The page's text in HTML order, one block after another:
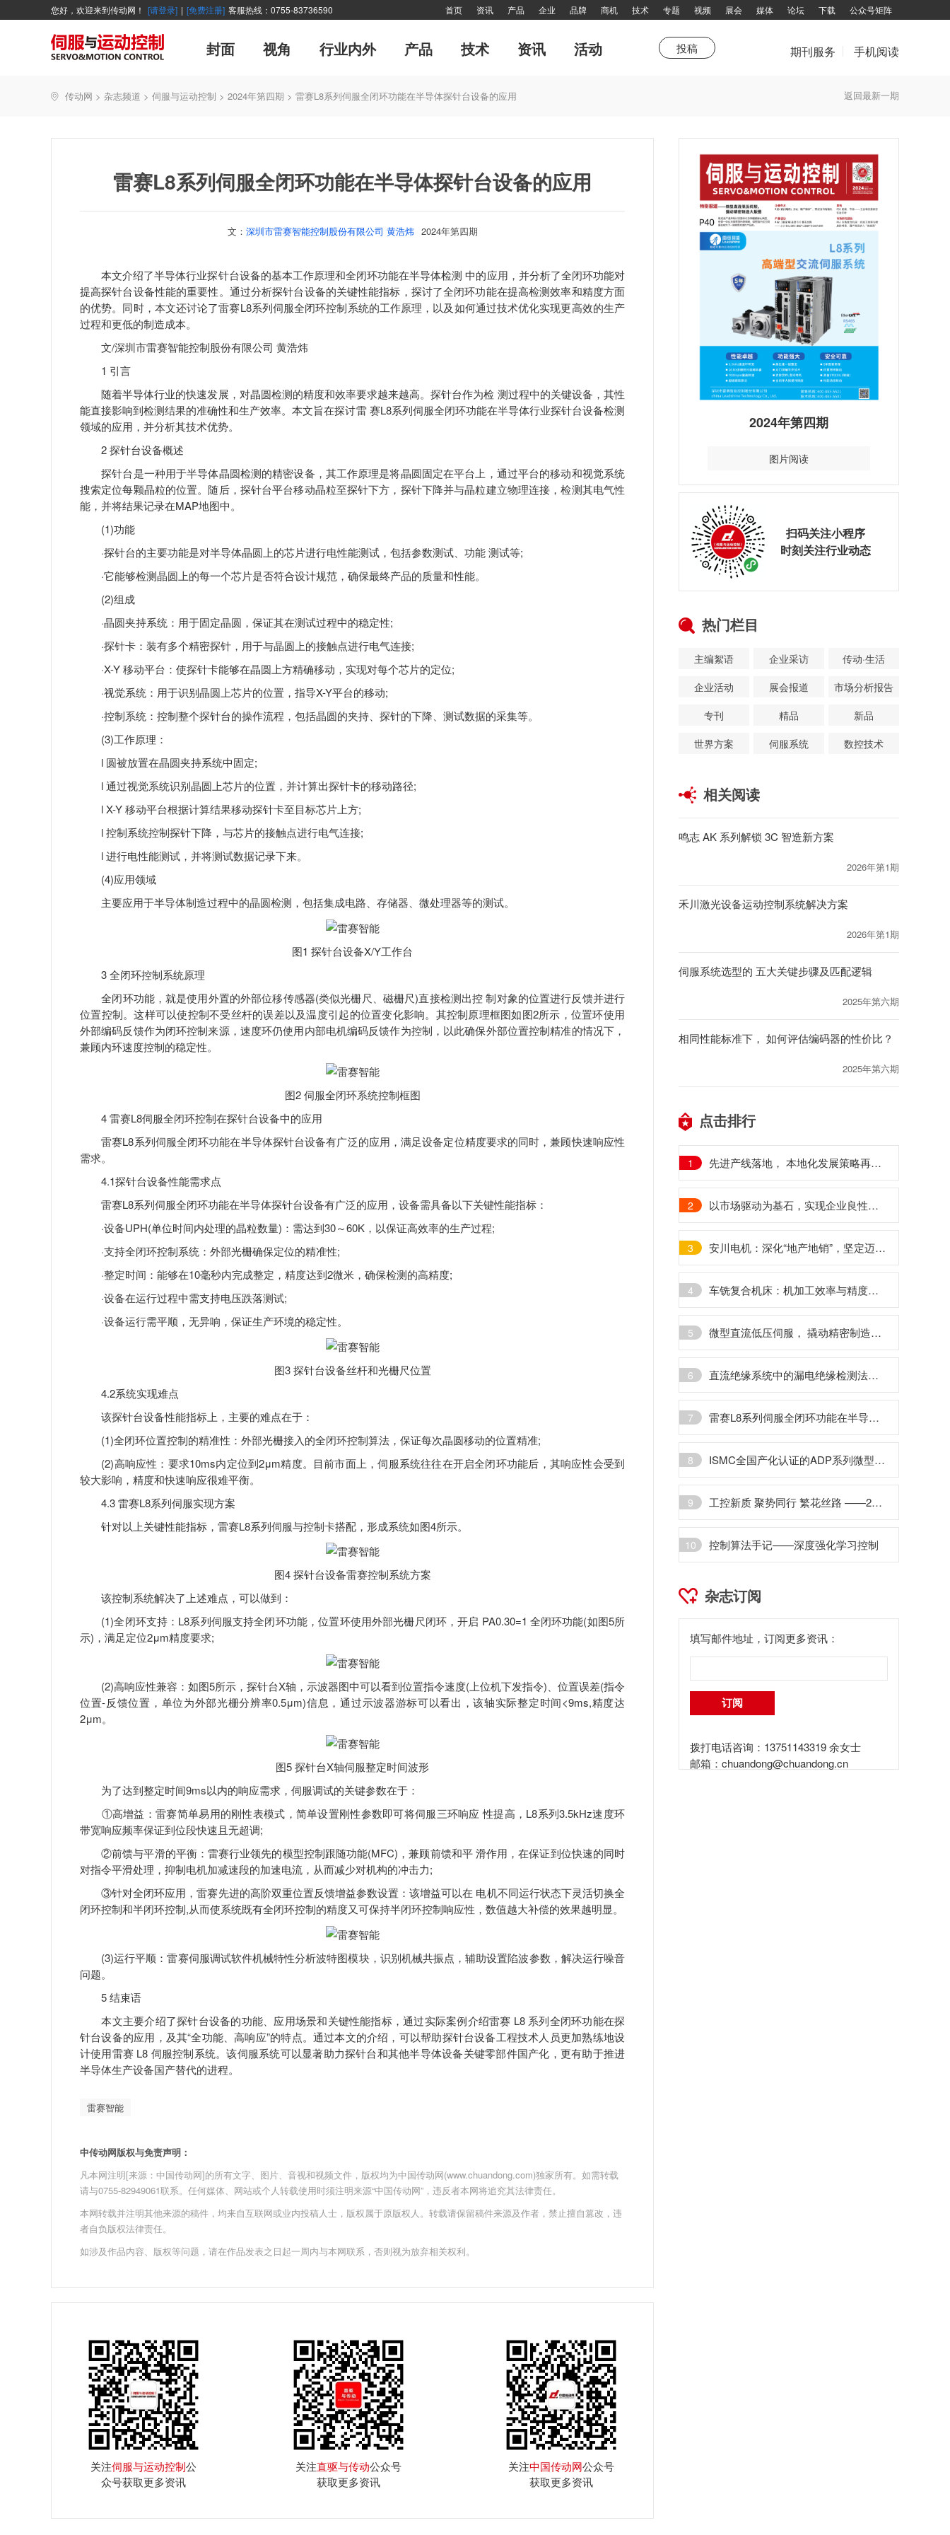
您好，欢迎来到传动网！ [请登录] | [免费注册] 客服热线：0755-83736590 首页 资讯 产品 企业 品牌 商机 技术 专题 视频 展会 媒体 论坛 下载 公众号矩阵
封面 视角
产业活动
行业内外
企业管理
产品 技术
智能制造
技术与应用
资讯 活动 投稿 期刊服务
拨打电话咨询：13751143319 余女士
邮箱：chuandong@chuandong.cn
手机阅读
传动网 > 杂志频道 > 伺服与运动控制 > 2024年第四期 > 雷赛L8系列伺服全闭环功能在半导体探针台设备的应用 返回最新一期
雷赛L8系列伺服全闭环功能在半导体探针台设备的应用
文： 深圳市雷赛智能控制股份有限公司 黄浩炜 2024年第四期
本文介绍了半导体行业探针台设备的基本工作原理和全闭环功能在半导体检测 中的应用，并分析了全闭环功能对
提高探针台设备性能的重要性。通过分析探针台设备的关键性能指标，探讨了全闭环功能在提高检测效率和精度方面
的优势。同时，本文还讨论了雷赛L8系列伺服全闭环控制系统的工作原理，以及如何通过技术优化实现更高效的生产
过程和更低的制造成本。
文/深圳市雷赛智能控制股份有限公司 黄浩炜
1 引言
随着半导体行业的快速发展，对晶圆检测的精度和效率要求越来越高。探针台作为检 测过程中的关键设备，其性
能直接影响到检测结果的准确性和生产效率。本文旨在探讨雷 赛L8系列伺服全闭环功能在半导体行业探针台设备检测
领域的应用，并分析其技术优势。
2 探针台设备概述
探针台是一种用于半导体晶圆检测的精密设备，其工作原理是将晶圆固定在平台上，通过平台的移动和视觉系统
搜索定位每颗晶粒的位置。随后，探针台平台移动晶粒至探针下方，探针下降并与晶粒建立物理连接，检测其电气性
能，并将结果记录在MAP地图中。
(1)功能
·探针台的主要功能是对半导体晶圆上的芯片进行电性能测试，包括参数测试、功能 测试等;
·它能够检测晶圆上的每一个芯片是否符合设计规范，确保最终产品的质量和性能。
(2)组成
·晶圆夹持系统：用于固定晶圆，保证其在测试过程中的稳定性;
·探针卡：装有多个精密探针，用于与晶圆上的接触点进行电气连接;
·X-Y 移动平台：使探针卡能够在晶圆上方精确移动，实现对每个芯片的定位;
·视觉系统：用于识别晶圆上芯片的位置，指导X-Y平台的移动;
·控制系统：控制整个探针台的操作流程，包括晶圆的夹持、探针的下降、测试数据的采集等。
(3)工作原理：
l 圆被放置在晶圆夹持系统中固定;
l 通过视觉系统识别晶圆上芯片的位置，并计算出探针卡的移动路径;
l X-Y 移动平台根据计算结果移动探针卡至目标芯片上方;
l 控制系统控制探针下降，与芯片的接触点进行电气连接;
l 进行电性能测试，并将测试数据记录下来。
(4)应用领域
主要应用于半导体制造过程中的晶圆检测，包括集成电路、存储器、微处理器等的测试。
图1 探针台设备X/Y工作台
3 全闭环控制系统原理
全闭环功能，就是使用外置的外部位移传感器(类似光栅尺、磁栅尺)直接检测出控 制对象的位置进行反馈并进行
位置控制。这样可以使控制不受丝杆的误差以及温度引起的位置变化影响。其控制原理框图如图2所示，位置环使用
外部编码反馈作为闭环控制来源，速度环仍使用内部电机编码反馈作为控制，以此确保外部位置控制精准的情况下，
兼顾内环速度控制的稳定性。
图2 伺服全闭环系统控制框图
4 雷赛L8伺服全闭环控制在探针台设备中的应用
雷赛L8系列伺服全闭环功能在半导体探针台设备有广泛的应用，满足设备定位精度要求的同时，兼顾快速响应性
需求。
4.1探针台设备性能需求点
雷赛L8系列伺服全闭环功能在半导体探针台设备有广泛的应用，设备需具备以下关键性能指标：
·设备UPH(单位时间内处理的晶粒数量)：需达到30～60K，以保证高效率的生产过程;
·支持全闭环控制系统：外部光栅确保定位的精准性;
·整定时间：能够在10毫秒内完成整定，精度达到2微米，确保检测的高精度;
·设备在运行过程中需支持电压跌落测试;
·设备运行需平顺，无异响，保证生产环境的稳定性。
图3 探针台设备丝杆和光栅尺位置
4.2系统实现难点
该探针台设备性能指标上，主要的难点在于：
(1)全闭环位置控制的精准性：外部光栅接入的全闭环控制算法，保证每次晶圆移动的位置精准;
(2)高响应性：要求10ms内定位到2μm精度。目前市面上，伺服系统往往在开启全闭环功能后，其响应性会受到
较大影响，精度和快速响应很难平衡。
4.3 雷赛L8系列伺服实现方案
针对以上关键性能指标，雷赛L8系列伺服与控制卡搭配，形成系统如图4所示。
图4 探针台设备雷赛控制系统方案
该控制系统解决了上述难点，可以做到：
(1)全闭环支持：L8系列伺服支持全闭环功能，位置环使用外部光栅尺闭环，开启 PA0.30=1 全闭环功能(如图5所
示)，满足定位2μm精度要求;
(2)高响应性兼容：如图5所示，探针台X轴，示波器图中可以看到位置指令速度(上位机下发指令)、位置误差(指令
位置-反馈位置，单位为外部光栅分辨率0.5μm)信息，通过示波器游标可以看出，该轴实际整定时间<9ms,精度达
2μm。
图5 探针台X轴伺服整定时间波形
为了达到整定时间9ms以内的响应需求，伺服调试的关键参数在于：
①高增益：雷赛简单易用的刚性表模式，简单设置刚性参数即可将伺服三环响应 性提高，L8系列3.5kHz速度环
带宽响应频率保证到位段快速且无超调;
②前馈与平滑的平衡：雷赛行业领先的模型控制跟随功能(MFC)，兼顾前馈和平 滑作用，在保证到位快速的同时
对指令平滑处理，抑制电机加减速段的加速电流，从而减少对机构的冲击力;
③针对全闭环应用，雷赛先进的高阶双重位置反馈增益参数设置：该增益可以在 电机不同运行状态下灵活切换全
闭环控制和半闭环控制,从而使系统既有全闭环控制的精度又可保持半闭环控制响应性，数值越大补偿的效果越明显。
(3)运行平顺：雷赛伺服调试软件机械特性分析波特图模块，识别机械共振点，辅助设置陷波参数，解决运行噪音
问题。
5 结束语
本文主要介绍了探针台设备的功能、应用场景和关键性能指标，通过实际案例介绍雷赛 L8 系列全闭环功能在探
针台设备的应用，及其“全功能、高响应”的特点。通过本文的介绍，可以帮助探针台设备工程技术人员更加熟练地设
计使用雷赛 L8 伺服控制系统。该伺服系统可以显著助力探针台和其他半导体设备关键零部件国产化，更有助于推进
半导体生产设备国产替代的进程。
雷赛智能
中传动网版权与免责声明：
凡本网注明[来源：中国传动网]的所有文字、图片、音视和视频文件，版权均为中国传动网(www.chuandong.com)独家所有。如需转载
请与0755-82949061联系。任何媒体、网站或个人转载使用时须注明来源“中国传动网”，违反者本网将追究其法律责任。
本网转载并注明其他来源的稿件，均来自互联网或业内投稿人士，版权属于原版权人。转载请保留稿件来源及作者，禁止擅自篡改，违
者自负版权法律责任。
如涉及作品内容、版权等问题，请在作品发表之日起一周内与本网联系，否则视为放弃相关权利。
关注伺服与运动控制公
众号获取更多资讯
关注直驱与传动公众号
获取更多资讯
关注中国传动网公众号
获取更多资讯
2024年第四期
图片阅读
扫码关注小程序
时刻关注行业动态
热门栏目
主编絮语 企业采访
传动·生活
企业活动
展会报道
市场分析报告
专刊
精品
新品
世界方案
伺服系统 数控技术
相关阅读
鸣志 AK 系列解锁 3C 智造新方案
2026年第1期
禾川激光设备运动控制系统解决方案
2026年第1期
伺服系统选型的 五大关键步骤及匹配逻辑
2025年第六期
相同性能标准下， 如何评估编码器的性价比？
2025年第六期
点击排行
1 先进产线落地， 本地化发展策略再升级
2 以市场驱动为基石，实现企业良性发展循环
3 安川电机：深化“地产地销”，坚定迈向智能化
4 车铣复合机床：机加工效率与精度的利器，国产能否步入“高端局”？
5 微型直流低压伺服， 撬动精密制造大版图
6 直流绝缘系统中的漏电绝缘检测法的探讨
7 雷赛L8系列伺服全闭环功能在半导体探针台设备的应用
8 ISMC全国产化认证的ADP系列微型伺服驱动器
9 工控新质 聚势同行 繁花丝路 ——2024运动控制/直驱产业联盟年中总结与洞察
10 控制算法手记——深度强化学习控制
杂志订阅
填写邮件地址，订阅更多资讯：
拨打电话咨询：13751143319 余女士
邮箱： chuandong@chuandong.cn